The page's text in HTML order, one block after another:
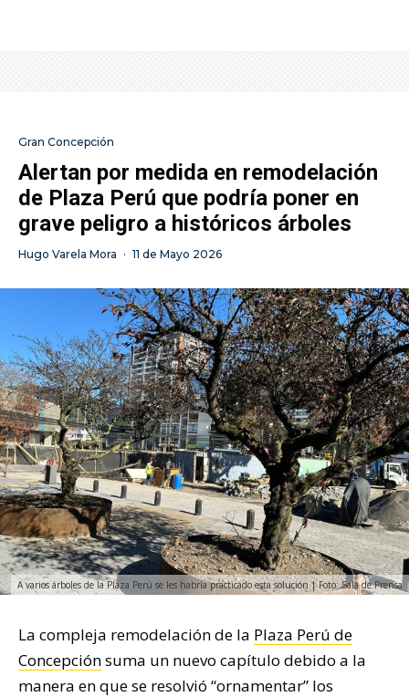
Gran Concepción
Alertan por medida en remodelación
de Plaza Perú que podría poner en
grave peligro a históricos árboles
Hugo Varela Mora · 11 de Mayo 2026
A varios árboles de la Plaza Perú se les habría practicado esta solución | Foto: Sala de Prensa
La compleja remodelación de la Plaza Perú de
Concepciónsuma un nuevo capítulo debido a la
manera en que se resolvió “ornamentar” los